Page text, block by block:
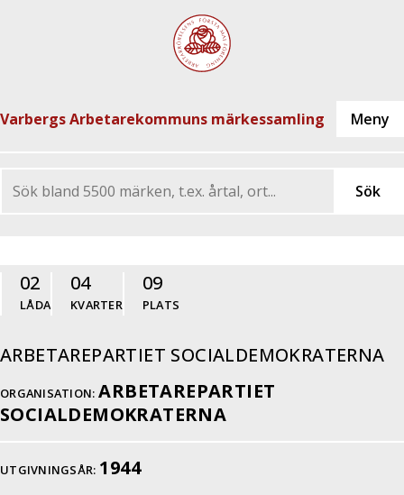
Varbergs Arbetarekommuns märkessamling
02
LÅDA
04
KVARTER
09
PLATS
ARBETAREPARTIET SOCIALDEMOKRATERNA
ORGANISATION: ARBETAREPARTIET
SOCIALDEMOKRATERNA
UTGIVNINGSÅR: 1944